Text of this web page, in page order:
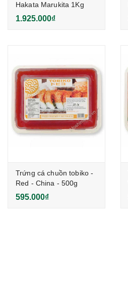
Hakata Marukita 1Kg
1.925.000₫
Trứng cá chuồn tobiko -
Red - China - 500g
595.000₫